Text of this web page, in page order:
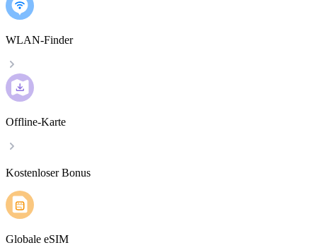
WLAN-Finder
Offline-Karte
Kostenloser Bonus
Globale eSIM